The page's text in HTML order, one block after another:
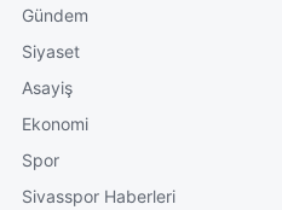
Gündem
Siyaset
Asayiş
Ekonomi
Spor
Sivasspor Haberleri